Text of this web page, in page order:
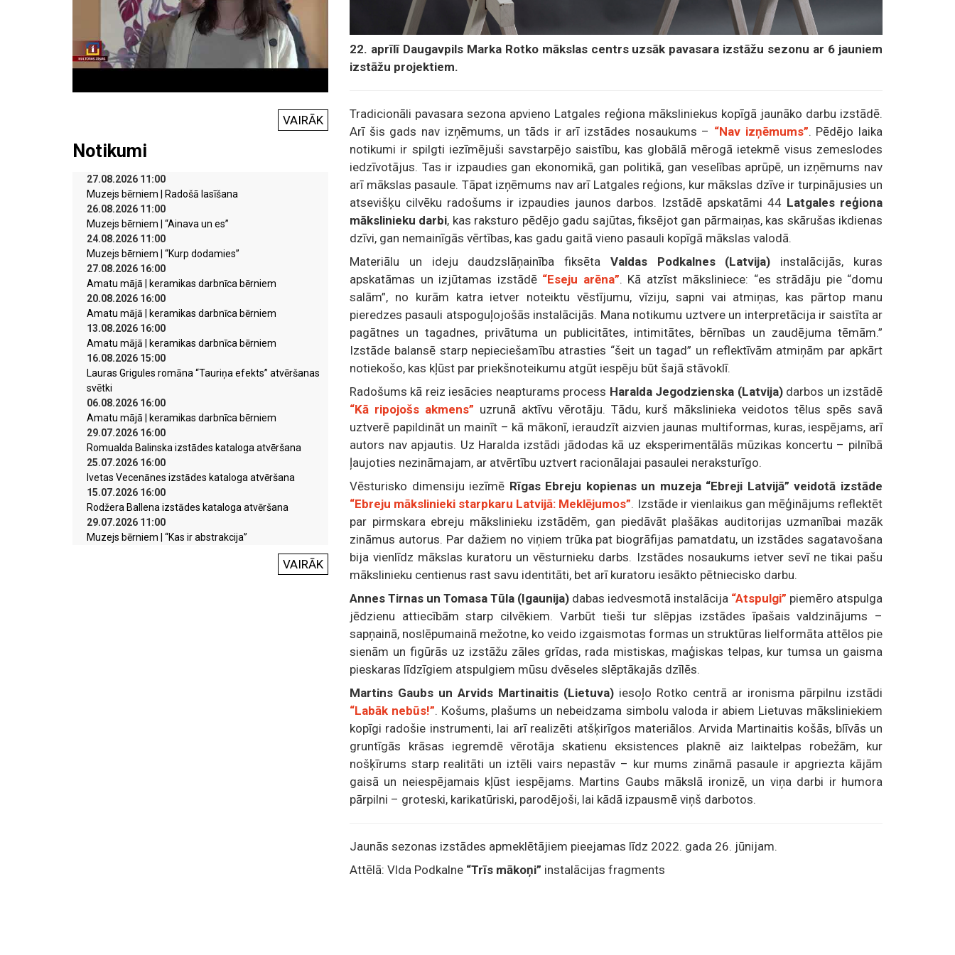
22. aprīlī Daugavpils Marka Rotko mākslas centrs uzsāk pavasara izstāžu sezonu ar 6 jauniem
izstāžu projektiem.
Tradicionāli pavasara sezona apvieno Latgales reģiona māksliniekus kopīgā jaunāko darbu izstādē.
Arī šis gads nav izņēmums, un tāds ir arī izstādes nosaukums – “Nav izņēmums”. Pēdējo laika
notikumi ir spilgti iezīmējuši savstarpējo saistību, kas globālā mērogā ietekmē visus zemeslodes
iedzīvotājus. Tas ir izpaudies gan ekonomikā, gan politikā, gan veselības aprūpē, un izņēmums nav
arī mākslas pasaule. Tāpat izņēmums nav arī Latgales reģions, kur mākslas dzīve ir turpinājusies un
atsevišķu cilvēku radošums ir izpaudies jaunos darbos. Izstādē apskatāmi 44 Latgales reģiona
mākslinieku darbi, kas raksturo pēdējo gadu sajūtas, fiksējot gan pārmaiņas, kas skārušas ikdienas
dzīvi, gan nemainīgās vērtības, kas gadu gaitā vieno pasauli kopīgā mākslas valodā.
Materiālu un ideju daudzslāņainība fiksēta Valdas Podkalnes (Latvija) instalācijās, kuras
apskatāmas un izjūtamas izstādē “Eseju arēna”. Kā atzīst māksliniece: “es strādāju pie “domu
salām”, no kurām katra ietver noteiktu vēstījumu, vīziju, sapni vai atmiņas, kas pārtop manu
pieredzes pasauli atspoguļojošās instalācijās. Mana notikumu uztvere un interpretācija ir saistīta ar
pagātnes un tagadnes, privātuma un publicitātes, intimitātes, bērnības un zaudējuma tēmām.”
Izstāde balansē starp nepieciešamību atrasties “šeit un tagad” un reflektīvām atmiņām par apkārt
notiekošo, kas kļūst par priekšnoteikumu atgūt iespēju būt šajā stāvoklī.
Radošums kā reiz iesācies neapturams process Haralda Jegodzienska (Latvija)darbos un izstādē
“Kā ripojošs akmens” uzrunā aktīvu vērotāju. Tādu, kurš mākslinieka veidotos tēlus spēs savā
uztverē papildināt un mainīt – kā mākonī, ieraudzīt aizvien jaunas multiformas, kuras, iespējams, arī
autors nav apjautis. Uz Haralda izstādi jādodas kā uz eksperimentālās mūzikas koncertu – pilnībā
ļaujoties nezināmajam, ar atvērtību uztvert racionālajai pasaulei neraksturīgo.
Vēsturisko dimensiju iezīmē Rīgas Ebreju kopienas un muzeja “Ebreji Latvijā” veidotā izstāde
“Ebreju mākslinieki starpkaru Latvijā: Meklējumos”. Izstāde ir vienlaikus gan mēģinājums reflektēt
par pirmskara ebreju mākslinieku izstādēm, gan piedāvāt plašākas auditorijas uzmanībai mazāk
zināmus autorus. Par dažiem no viņiem trūka pat biogrāfijas pamatdatu, un izstādes sagatavošana
bija vienlīdz mākslas kuratoru un vēsturnieku darbs. Izstādes nosaukums ietver sevī ne tikai pašu
mākslinieku centienus rast savu identitāti, bet arī kuratoru iesākto pētniecisko darbu.
Annes Tirnas un Tomasa Tūla (Igaunija) dabas iedvesmotā instalācija “Atspulgi” piemēro atspulga
jēdzienu attiecībām starp cilvēkiem. Varbūt tieši tur slēpjas izstādes īpašais valdzinājums –
sapņainā, noslēpumainā mežotne, ko veido izgaismotas formas un struktūras lielformāta attēlos pie
sienām un figūrās uz izstāžu zāles grīdas, rada mistiskas, maģiskas telpas, kur tumsa un gaisma
pieskaras līdzīgiem atspulgiem mūsu dvēseles slēptākajās dzīlēs.
Martins Gaubs un Arvids Martinaitis (Lietuva) iesoļo Rotko centrā ar ironisma pārpilnu izstādi
“Labāk nebūs!”. Košums, plašums un nebeidzama simbolu valoda ir abiem Lietuvas māksliniekiem
kopīgi radošie instrumenti, lai arī realizēti atšķirīgos materiālos. Arvida Martinaitis košās, blīvās un
gruntīgās krāsas iegremdē vērotāja skatienu eksistences plaknē aiz laiktelpas robežām, kur
nošķīrums starp realitāti un iztēli vairs nepastāv – kur mums zināmā pasaule ir apgriezta kājām
gaisā un neiespējamais kļūst iespējams. Martins Gaubs mākslā ironizē, un viņa darbi ir humora
pārpilni – groteski, karikatūriski, parodējoši, lai kādā izpausmē viņš darbotos.
Jaunās sezonas izstādes apmeklētājiem pieejamas līdz 2022. gada 26. jūnijam.
Attēlā: Vlda Podkalne “Trīs mākoņi” instalācijas fragments
VAIRĀK
Notikumi
27.08.2026 11:00
Muzejs bērniem | Radošā lasīšana
26.08.2026 11:00
Muzejs bērniem | “Ainava un es”
24.08.2026 11:00
Muzejs bērniem | “Kurp dodamies”
27.08.2026 16:00
Amatu mājā | keramikas darbnīca bērniem
20.08.2026 16:00
Amatu mājā | keramikas darbnīca bērniem
13.08.2026 16:00
Amatu mājā | keramikas darbnīca bērniem
16.08.2026 15:00
Lauras Grigules romāna “Tauriņa efekts” atvēršanas
svētki
06.08.2026 16:00
Amatu mājā | keramikas darbnīca bērniem
29.07.2026 16:00
Romualda Balinska izstādes kataloga atvēršana
25.07.2026 16:00
Ivetas Vecenānes izstādes kataloga atvēršana
15.07.2026 16:00
Rodžera Ballena izstādes kataloga atvēršana
29.07.2026 11:00
Muzejs bērniem | “Kas ir abstrakcija”
VAIRĀK